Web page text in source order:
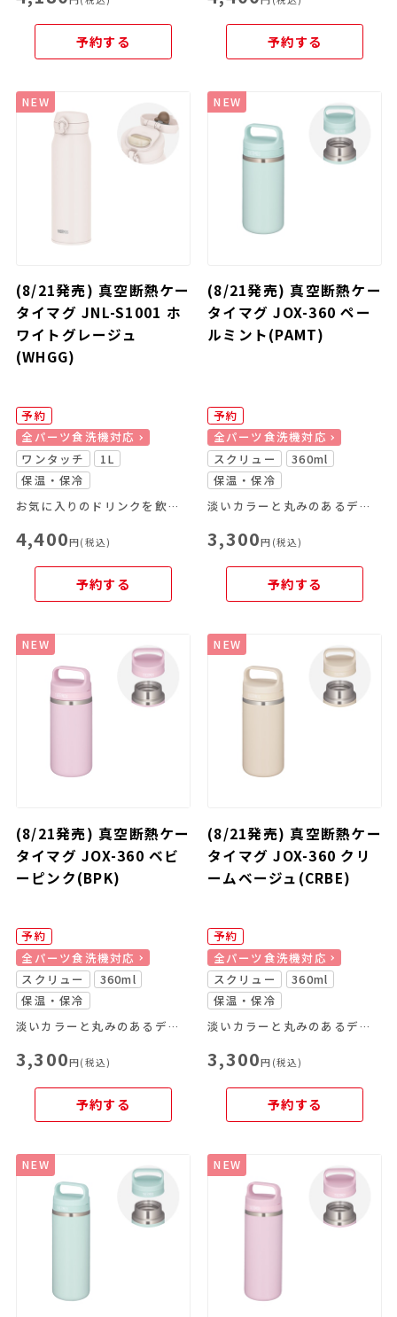
予約する 予約する
NEW
(8/21発売) 真空断熱ケー
タイマグ JNL-S1001 ホ
ワイトグレージュ
(WHGG)
予約
全パーツ食洗機対応
ワンタッチ
1L
保温・保冷
お気に入りのドリンクを飲み頃温度で、いつでもどこでも楽しめる
4,400円(税込)
予約する
NEW
(8/21発売) 真空断熱ケー
タイマグ JOX-360 ペー
ルミント(PAMT)
予約
全パーツ食洗機対応
スクリュー
360ml
保温・保冷
淡いカラーと丸みのあるデザインが特長のキャリーハンドル付きスクリューマグ
3,300円(税込)
予約する
NEW
(8/21発売) 真空断熱ケー
タイマグ JOX-360 ベビ
ーピンク(BPK)
予約
全パーツ食洗機対応
スクリュー
360ml
保温・保冷
淡いカラーと丸みのあるデザインが特長のキャリーハンドル付きスクリューマグ
3,300円(税込)
予約する
NEW
(8/21発売) 真空断熱ケー
タイマグ JOX-360 クリ
ームベージュ(CRBE)
予約
全パーツ食洗機対応
スクリュー
360ml
保温・保冷
淡いカラーと丸みのあるデザインが特長のキャリーハンドル付きスクリューマグ
3,300円(税込)
予約する
NEW NEW